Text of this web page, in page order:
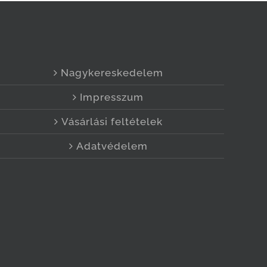
Nagykereskedelem
Impresszum
Vásárlási feltételek
Adatvédelem